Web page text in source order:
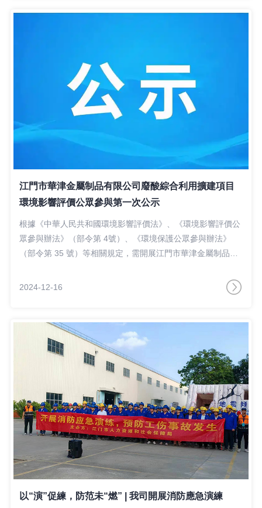
江門市華津金屬制品有限公司廢酸綜合利用擴建項目
環境影響評價公眾參與第一次公示
根據《中華人民共和國環境影響評價法》、《環境影響評價公
眾參與辦法》（部令第 4號）、《環境保護公眾參與辦法》
（部令第 35 號）等相關規定，需開展江門市華津金屬制品有
了解社會公眾對本項目建設的態度及對環境保護方面的意見和
2024-12-16
以“演”促練，防范未“燃” | 我司開展消防應急演練